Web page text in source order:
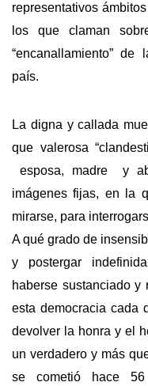
representativos
los que claman
“encanallamiento”
país.
La digna y callada
que valerosa
esposa, madre y
imágenes fijas, en la
mirarse, para
A qué grado de
y postergar
haberse sustanciado y
esta democracia
devolver la honra y el
un verdadero y más
se cometió hace